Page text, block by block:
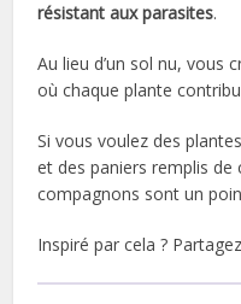
résistant aux parasites.
Au lieu d’un sol nu, vous
où chaque plante
Si vous voulez des
et des paniers remplis
compagnons sont un
Inspiré par cela ?